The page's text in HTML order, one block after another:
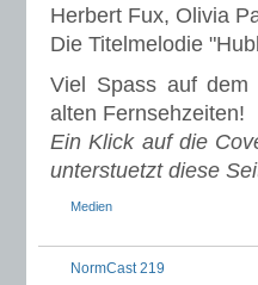
Herbert Fux, Olivia
Die Titelmelodie
Viel Spass auf dem
alten Fernsehzeiten!
Ein Klick auf die
unterstuetzt diese
Medien
NormCast 219